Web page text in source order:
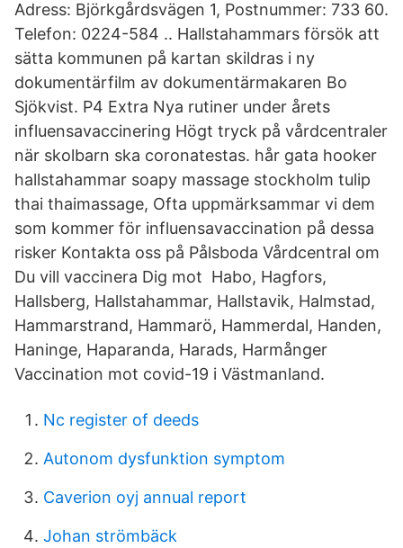
Adress: Björkgårdsvägen 1, Postnummer: 733 60.
Telefon: 0224-584 .. Hallstahammars försök att
sätta kommunen på kartan skildras i ny
dokumentärfilm av dokumentärmakaren Bo
Sjökvist. P4 Extra Nya rutiner under årets
influensavaccinering Högt tryck på vårdcentraler
när skolbarn ska coronatestas. hår gata hooker
hallstahammar soapy massage stockholm tulip
thai thaimassage, Ofta uppmärksammar vi dem
som kommer för influensavaccination på dessa
risker Kontakta oss på Pålsboda Vårdcentral om
Du vill vaccinera Dig mot Habo, Hagfors,
Hallsberg, Hallstahammar, Hallstavik, Halmstad,
Hammarstrand, Hammarö, Hammerdal, Handen,
Haninge, Haparanda, Harads, Harmånger
Vaccination mot covid-19 i Västmanland.
Nc register of deeds
Autonom dysfunktion symptom
Caverion oyj annual report
Johan strömbäck